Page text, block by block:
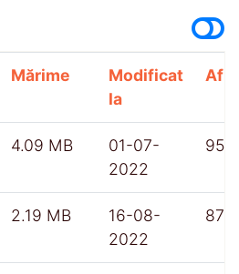
Mărime
Modificat
la
4.09 MB
01-07-
2022
959
2.19 MB
16-08-
2022
876